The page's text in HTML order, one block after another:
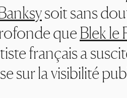
soit sans
queBlek le
français a
sur la visibilité